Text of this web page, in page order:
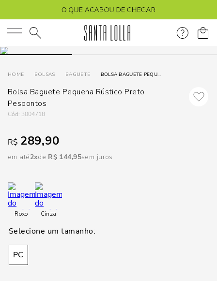
O que você está procurando?
BOLSAS BAGUETE BOLSA BAGUETE PEQUENA RÚSTICO PRETO PESPONTOS
Bolsa Baguete Pequena Rústico Preto
Pespontos
: 3004718
R$ 289,90
em até2 R$ 144,95sem juros
Roxo Cinza
PC